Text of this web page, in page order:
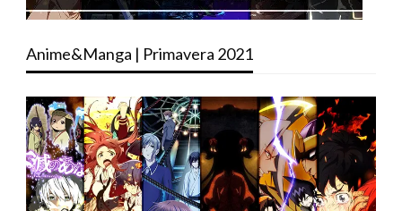
Anime&Manga | Primavera 2021